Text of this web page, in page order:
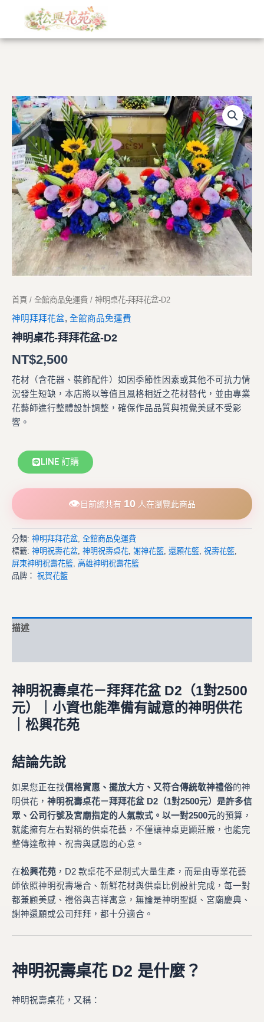
首頁 / 全館商品免運費 / 神明桌花-拜拜花盆-D2
神明拜拜花盆, 全館商品免運費
神明桌花-拜拜花盆-D2
NT$2,500
花材（含花器、裝飾配件）如因季節性因素或其他不可抗力情
況發生短缺，本店將以等值且風格相近之花材替代，並由專業
花藝師進行整體設計調整，確保作品品質與視覺美感不受影
響。
LINE 訂購
👁 目前總共有 10 人在瀏覽此商品
分類: 神明拜拜花盆, 全館商品免運費
標籤: 神明祝壽花盆, 神明祝壽桌花, 謝神花籃, 還願花籃, 祝壽花籃,
屏東神明祝壽花籃, 高雄神明祝壽花籃
品牌： 祝賀花籃
描述
神明祝壽桌花－拜拜花盆 D2（1對2500
元）｜小資也能準備有誠意的神明供花
｜松興花苑
結論先說
如果您正在找價格實惠、擺放大方、又符合傳統敬神禮俗的神
明供花， 神明祝壽桌花－拜拜花盆 D2（1對2500元）是許多信
眾、公司行號及宮廟指定的人氣款式。以一對2500元的預算，
就能擁有左右對稱的供桌花藝，不僅讓神桌更顯莊嚴，也能完
整傳達敬神、祝壽與感恩的心意。
在松興花苑 ，D2 款桌花不是制式大量生產，而是由專業花藝
師依照神明祝壽場合、新鮮花材與供桌比例設計完成，每一對
都兼顧美感、禮俗與吉祥寓意，無論是神明聖誕、宮廟慶典、
謝神還願或公司拜拜，都十分適合。
神明祝壽桌花 D2 是什麼？
神明祝壽桌花，又稱：